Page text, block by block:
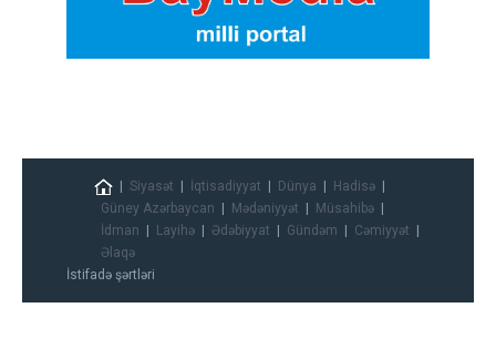
Siyasət İqtisadiyyat Dünya
Hadisə
Güney Azərbaycan
Mədəniyyət
Müsahibə
İdman
Layihə Ədəbiyyat Gündəm
Cəmiyyət
Əlaqə
İstifadə şərtləri